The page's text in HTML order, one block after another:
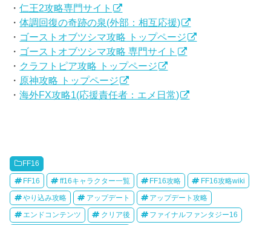
・仁王2攻略専門サイト
・体調回復の奇跡の泉(外部：相互応援)
・ ゴーストオブツシマ攻略 トップページ
・ ゴーストオブツシマ攻略 専門サイト
・ クラフトピア攻略 トップページ
・ 原神攻略 トップページ
・海外FX攻略1(応援責任者：エメ日常)
FF16
FF16 ff16キャラクター一覧 FF16攻略 FF16攻略wiki
やり込み攻略 アップデート アップデート攻略
エンドコンテンツ クリア後 ファイナルファンタジー16